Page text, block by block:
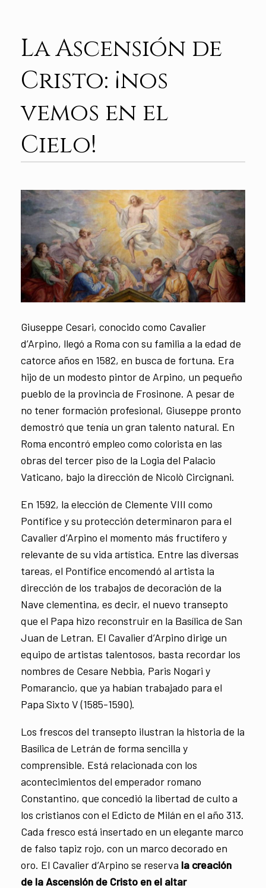
La Ascensión de
Cristo: ¡nos
vemos en el
Cielo!
Giuseppe Cesari, conocido como Cavalier
d’Arpino, llegó a Roma con su familia a la edad de
catorce años en 1582, en busca de fortuna. Era
hijo de un modesto pintor de Arpino, un pequeño
pueblo de la provincia de Frosinone. A pesar de
no tener formación profesional, Giuseppe pronto
demostró que tenía un gran talento natural. En
Roma encontró empleo como colorista en las
obras del tercer piso de la Logia del Palacio
Vaticano, bajo la dirección de Nicolò Circignani.
En 1592, la elección de Clemente VIII como
Pontífice y su protección determinaron para el
Cavalier d’Arpino el momento más fructífero y
relevante de su vida artística. Entre las diversas
tareas, el Pontífice encomendó al artista la
dirección de los trabajos de decoración de la
Nave clementina, es decir, el nuevo transepto
que el Papa hizo reconstruir en la Basílica de San
Juan de Letran. El Cavalier d’Arpino dirige un
equipo de artistas talentosos, basta recordar los
nombres de Cesare Nebbia, Paris Nogari y
Pomarancio, que ya habían trabajado para el
Papa Sixto V (1585-1590).
Los frescos del transepto ilustran la historia de la
Basílica de Letrán de forma sencilla y
comprensible. Está relacionada con los
acontecimientos del emperador romano
Constantino, que concedió la libertad de culto a
los cristianos con el Edicto de Milán en el año 313.
Cada fresco está insertado en un elegante marco
de falso tapiz rojo, con un marco decorado en
oro. El Cavalier d’Arpino se reserva la creación
de la Ascensión de Cristo en el altar